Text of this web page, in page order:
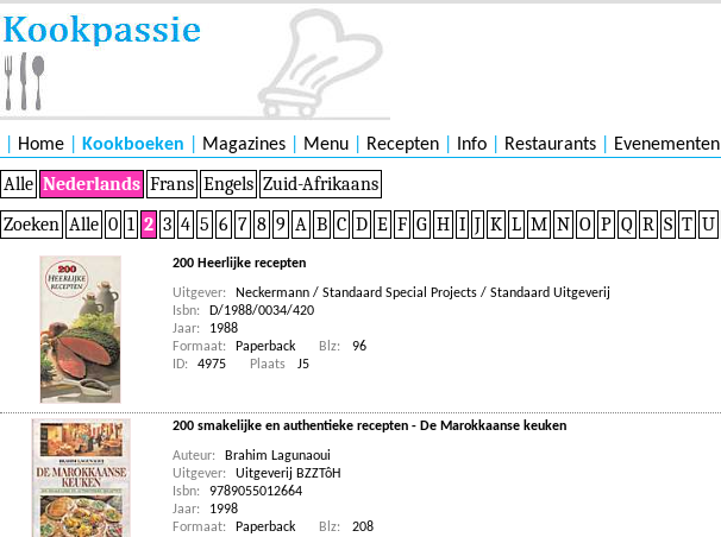
Home Kookboeken Magazines Menu Recepten Info Restaurants Evenementen
Alle Nederlands Frans Engels Zuid-Afrikaans
Zoeken Alle 0 1 2 3 4 5 6 7 8 9 A B C D E F G H I J K L M N O P Q R S T U
200 Heerlijke recepten
Uitgever:
Neckermann / Standaard Special Projects / Standaard Uitgeverij
Isbn:
D/1988/0034/420
Jaar:
1988
Formaat:
Paperback Blz:
96
ID:
4975 Plaats J5
200 smakelijke en authentieke recepten - De Marokkaanse keuken
Auteur:
Brahim Lagunaoui
Uitgever:
Uitgeverij BZZTôH
Isbn:
9789055012664
Jaar:
1998
Formaat:
Paperback Blz:
208